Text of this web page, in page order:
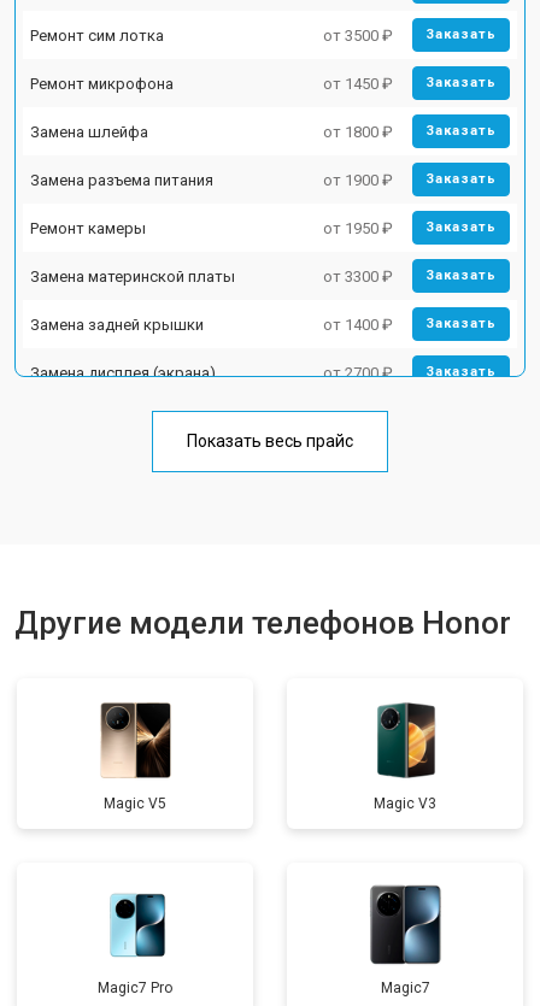
Ремонт сим лотка от 3500 ₽ Заказать
Ремонт микрофона от 1450 ₽ Заказать
Замена шлейфа от 1800 ₽ Заказать
Замена разъема питания от 1900 ₽ Заказать
Ремонт камеры от 1950 ₽ Заказать
Замена материнской платы от 3300 ₽ Заказать
Замена задней крышки от 1400 ₽ Заказать
Замена дисплея (экрана) от 2700 ₽ Заказать
Замена кнопки включения от 1750 ₽
Показать весь прайс
Другие модели телефонов Honor
Magic V5 Magic V3
Magic7 Pro Magic7